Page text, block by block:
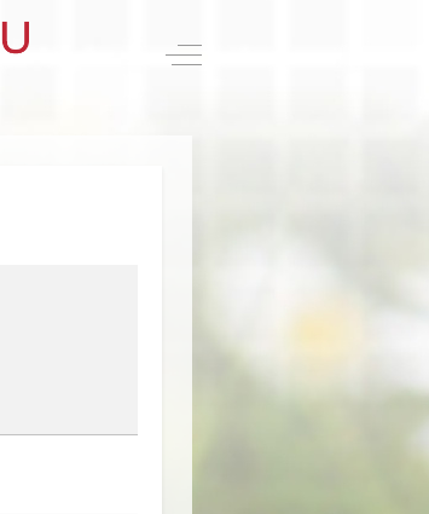
Off-Canvas Toggle